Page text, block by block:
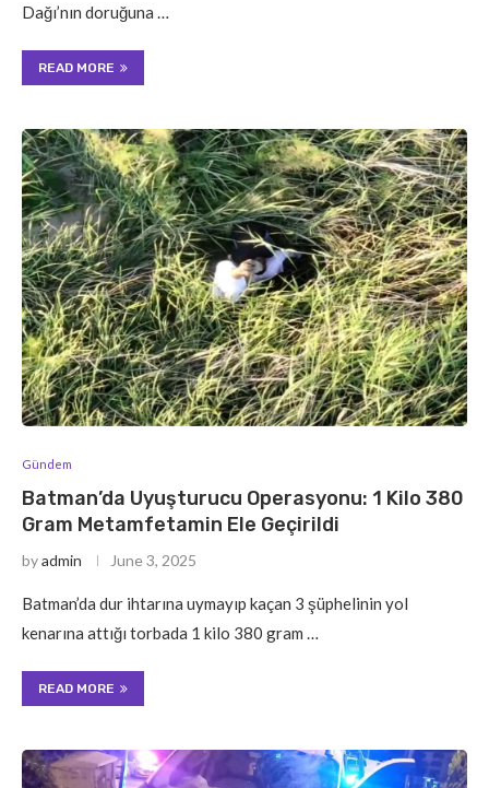
Dağı’nın doruğuna …
READ MORE
Gündem
Batman’da Uyuşturucu Operasyonu: 1 Kilo 380
Gram Metamfetamin Ele Geçirildi
byadmin June 3, 2025
Batman’da dur ihtarına uymayıp kaçan 3 şüphelinin yol
kenarına attığı torbada 1 kilo 380 gram …
READ MORE